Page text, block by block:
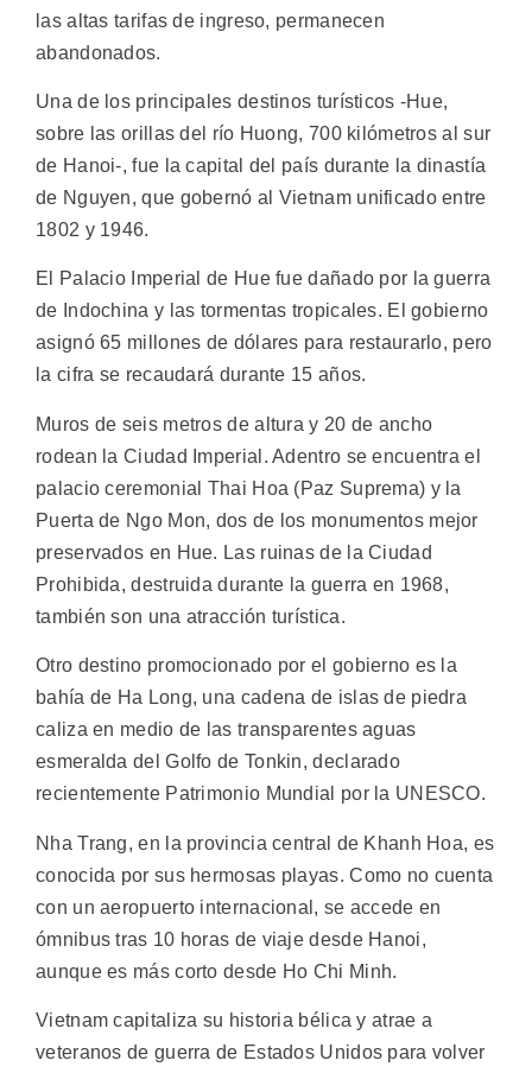
las altas tarifas de ingreso, permanecen
abandonados.
Una de los principales destinos turísticos -Hue,
sobre las orillas del río Huong, 700 kilómetros al sur
de Hanoi-, fue la capital del país durante la dinastía
de Nguyen, que gobernó al Vietnam unificado entre
1802 y 1946.
El Palacio Imperial de Hue fue dañado por la guerra
de Indochina y las tormentas tropicales. El gobierno
asignó 65 millones de dólares para restaurarlo, pero
la cifra se recaudará durante 15 años.
Muros de seis metros de altura y 20 de ancho
rodean la Ciudad Imperial. Adentro se encuentra el
palacio ceremonial Thai Hoa (Paz Suprema) y la
Puerta de Ngo Mon, dos de los monumentos mejor
preservados en Hue. Las ruinas de la Ciudad
Prohibida, destruida durante la guerra en 1968,
también son una atracción turística.
Otro destino promocionado por el gobierno es la
bahía de Ha Long, una cadena de islas de piedra
caliza en medio de las transparentes aguas
esmeralda del Golfo de Tonkin, declarado
recientemente Patrimonio Mundial por la UNESCO.
Nha Trang, en la provincia central de Khanh Hoa, es
conocida por sus hermosas playas. Como no cuenta
con un aeropuerto internacional, se accede en
ómnibus tras 10 horas de viaje desde Hanoi,
aunque es más corto desde Ho Chi Minh.
Vietnam capitaliza su historia bélica y atrae a
veteranos de guerra de Estados Unidos para volver